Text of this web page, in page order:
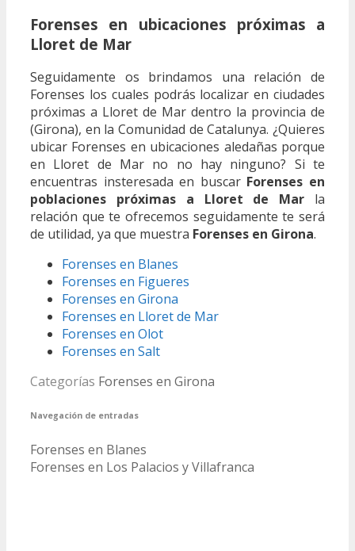
Forenses en ubicaciones próximas a
Lloret de Mar
Seguidamente os brindamos una relación de
Forenses los cuales podrás localizar en ciudades
próximas a Lloret de Mar dentro la provincia de
(Girona), en la Comunidad de Catalunya. ¿Quieres
ubicar Forenses en ubicaciones aledañas porque
en Lloret de Mar no no hay ninguno? Si te
encuentras insteresada en buscar Forenses en
poblaciones próximas a Lloret de Mar la
relación que te ofrecemos seguidamente te será
de utilidad, ya que muestra Forenses en Girona.
Forenses en Blanes
Forenses en Figueres
Forenses en Girona
Forenses en Lloret de Mar
Forenses en Olot
Forenses en Salt
Categorías Forenses en Girona
Navegación de entradas
Forenses en Blanes
Forenses en Los Palacios y Villafranca